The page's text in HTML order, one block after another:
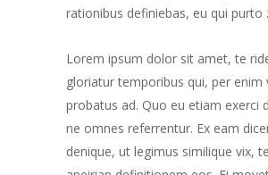
rationibus definiebas, eu qui purto
Lorem ipsum dolor sit amet, te
gloriatur temporibus qui, per enim
probatus ad. Quo eu etiam exerci
ne omnes referrentur. Ex eam
denique, ut legimus similique vix,